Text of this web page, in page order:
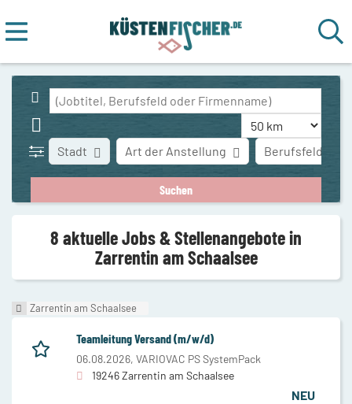
Stadt Art der Anstellung Berufsfeld
8 aktuelle Jobs & Stellenangebote in
Zarrentin am Schaalsee
Zarrentin am Schaalsee
Teamleitung Versand (m/w/d)
06.08.2026, VARIOVAC PS SystemPack
19246 Zarrentin am Schaalsee
NEU